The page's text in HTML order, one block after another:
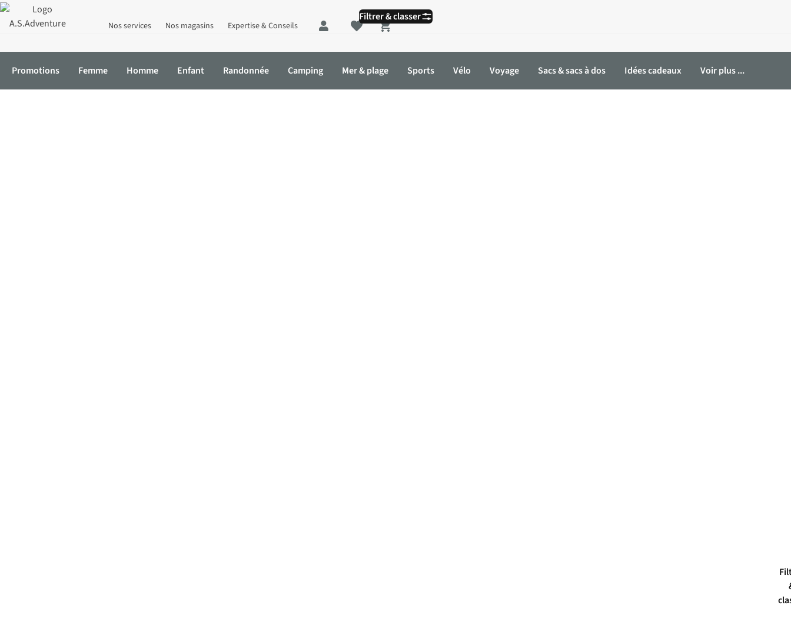
Nos services Nos magasins Expertise & Conseils
Shopping cart
Promotions Femme Homme Enfant Randonnée Camping Mer & plage Sports Vélo Voyage Sacs & sacs à dos Idées cadeaux Voir plus ...
Filtrer & classer